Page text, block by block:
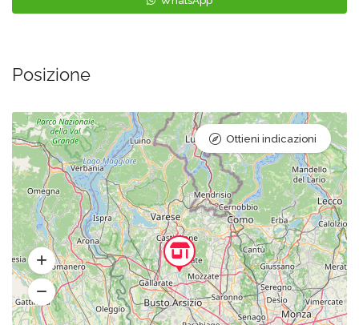
Posizione
Ottieni indicazioni